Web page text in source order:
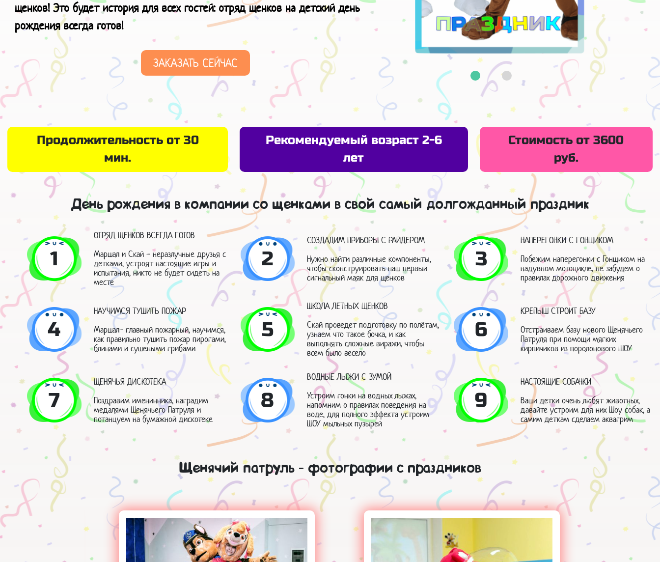
щенков! Это будет история для всех гостей: отряд щенков на детский день
рождения всегда готов!
ЗАКАЗАТЬ СЕЙЧАС
Продолжительность от 30
мин.
Рекомендуемый возраст 2-6
лет
Стоимость от 3600
руб.
День рождения в компании со щенками в свой самый долгожданный праздник
1
ОТРЯД ЩЕНКОВ ВСЕГДА ГОТОВ
Маршал и Скай - неразлучные друзья с
детками, устроят настоящие игры и
испытания, никто не будет сидеть на
месте
2
СОЗДАДИМ ПРИБОРЫ С РАЙДЕРОМ
Нужно найти различные компоненты,
чтобы сконструировать наш первый
сигнальный маяк для щенков
3
НАПЕРЕГОНКИ С ГОНЩИКОМ
Побежим наперегонки с Гонщиком на
надувном мотоцикле, не забудем о
правилах дорожного движения
4
НАУЧИМСЯ ТУШИТЬ ПОЖАР
Маршал- главный пожарный, научимся,
как правильно тушить пожар пирогами,
блинами и сушеными грибами
5
ШКОЛА ЛЕТНЫХ ЩЕНКОВ
Скай проведет подготовку по полётам,
узнаем что такое бочка, и как
выполнять сложные виражи, чтобы
всем было весело
6
КРЕПЫШ СТРОИТ БАЗУ
Отстраиваем базу нового Щенячьего
Патруля при помощи мягких
кирпичиков из поролонового ШОУ
7
ЩЕНЯЧЬЯ ДИСКОТЕКА
Поздравим именинника, наградим
медалями Щенячьего Патруля и
потанцуем на бумажной дискотеке
8
ВОДНЫЕ ЛЫЖИ С ЗУМОЙ
Устроим гонки на водных лыжах,
напомним о правилах поведения на
воде, для полного эффекта устроим
ШОУ мыльных пузырей
9
НАСТОЯЩИЕ СОБАЧКИ
Ваши детки очень любят животных,
давайте устроим для них Шоу собак, а
самим деткам сделаем аквагрим
Щенячий патруль - фотографии с праздников